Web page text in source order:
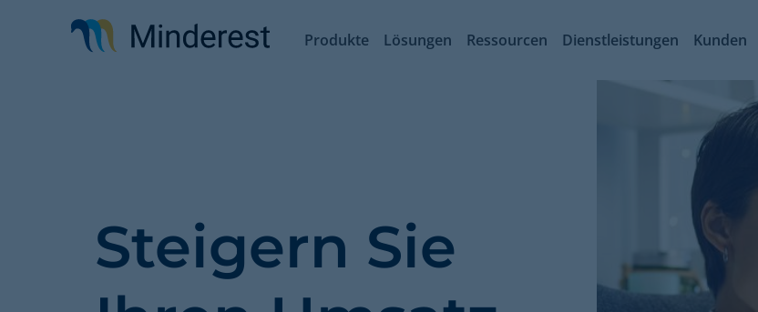
Produkte Lösungen Ressourcen Dienstleistungen Kunden
Steigern Sie